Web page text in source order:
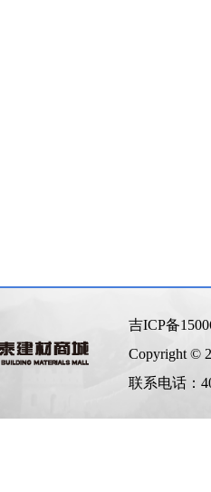
吉ICP备
Copyright ©
联系电话：